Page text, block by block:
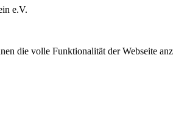
e.V.
die volle Funktionalität der Webseite